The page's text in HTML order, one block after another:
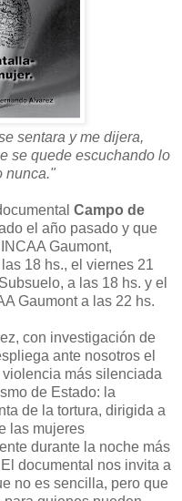
sentara y me dijera,
se quede escuchando lo
nunca."
Campo de
el año pasado y que
Gaumont,
18 hs., el viernes 21
a las 18 hs. y el
Gaumont a las 22 hs.
con investigación de
ante nosotros el
más silenciada
de Estado: la
de la tortura, dirigida a
las mujeres
durante la noche más
documental nos invita a
no es sencilla, pero que